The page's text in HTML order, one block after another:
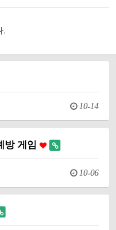
.
10-14
방 게임
10-06